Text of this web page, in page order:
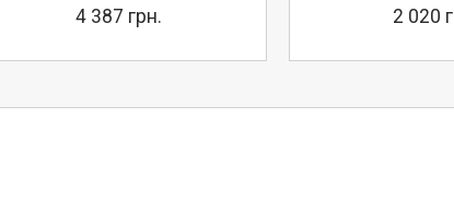
4 387 грн. 2 020